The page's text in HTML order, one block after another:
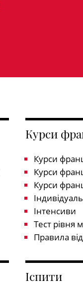
Курси
Курси
Курси
Курси
Інтенсиви
Тест рівня
Правила
Іспити